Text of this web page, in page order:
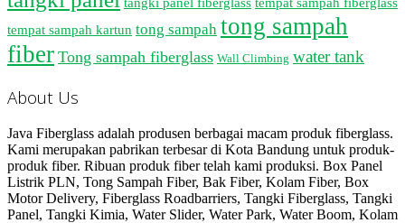
tempat sampah kartun tong sampah tong sampah
fiber Tong sampah fiberglass Wall Climbing water tank
About Us
Java Fiberglass adalah produsen berbagai macam produk fiberglass.
Kami merupakan pabrikan terbesar di Kota Bandung untuk produk-
produk fiber. Ribuan produk fiber telah kami produksi. Box Panel
Listrik PLN, Tong Sampah Fiber, Bak Fiber, Kolam Fiber, Box
Motor Delivery, Fiberglass Roadbarriers, Tangki Fiberglass, Tangki
Panel, Tangki Kimia, Water Slider, Water Park, Water Boom, Kolam